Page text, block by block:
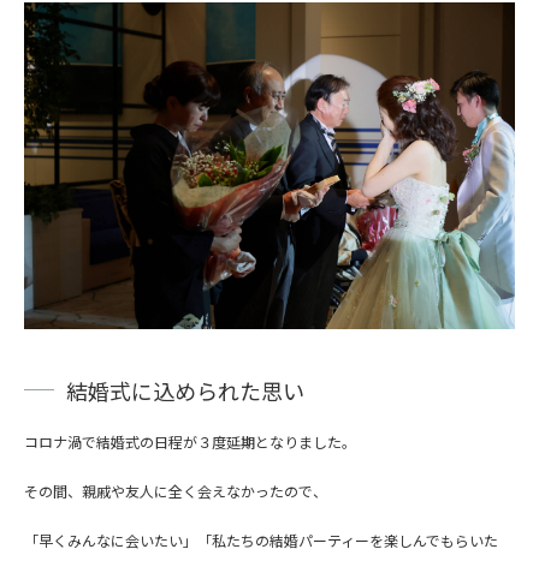
結婚式に込められた思い
コロナ渦で結婚式の日程が３度延期となりました。
その間、親戚や友人に全く会えなかったので、
「早くみんなに会いたい」「私たちの結婚パーティーを楽しんでもらいた